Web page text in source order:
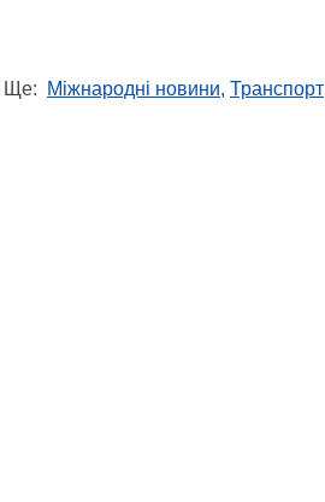
Ще: Міжнародні новини, Транспорт